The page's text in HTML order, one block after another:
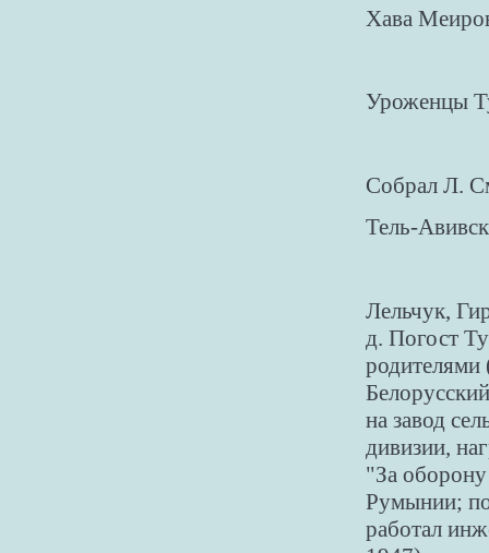
Хава
Уроженцы
Собрал Л.
Тель-
Лельчук,
д. Погост
родителями
на завод
дивизии,
"За
Румынии;
работал